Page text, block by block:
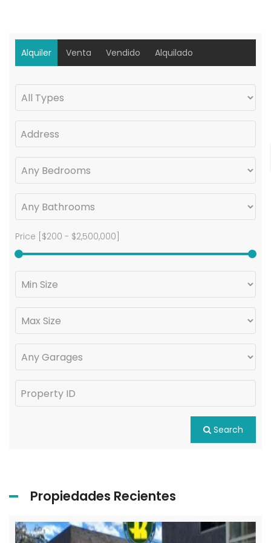
Alquiler Venta Vendido Alquilado
Price [ $200 - $2,500,000
Search
Propiedades Recientes